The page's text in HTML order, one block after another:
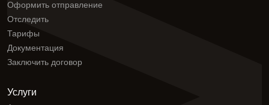
Оформить отправление
Отследить
Тарифы
Документация
Заключить договор
Услуги